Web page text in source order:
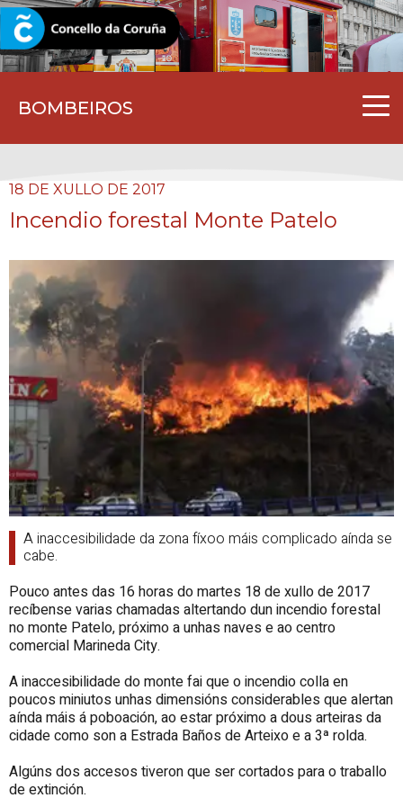
BOMBEIROS
CORUNA.GAL
18 DE XULLO DE 2017
Incendio forestal Monte Patelo
A inaccesibilidade da zona fíxoo máis complicado aínda se
cabe.
Pouco antes das 16 horas do martes 18 de xullo de 2017
recíbense varias chamadas altertando dun incendio forestal
no monte Patelo, próximo a unhas naves e ao centro
comercial Marineda City.
A inaccesibilidade do monte fai que o incendio colla en
poucos miniutos unhas dimensións considerables que alertan
aínda máis á poboación, ao estar próximo a dous arteiras da
cidade como son a Estrada Baños de Arteixo e a 3ª rolda.
Algúns dos accesos tiveron que ser cortados para o traballo
de extinción.